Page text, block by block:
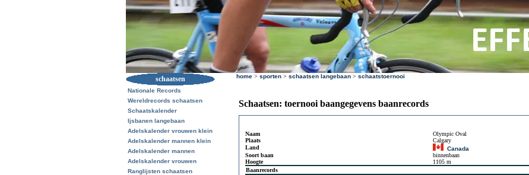
schaatsen
Nationale Records
Wereldrecords schaatsen
Schaatskalender
Ijsbanen langebaan
Adelskalender vrouwen klein
Adelskalender mannen klein
Adelskalender mannen
Adelskalender vrouwen
Ranglijsten schaatsen
home > sporten > schaatsen langebaan > schaatstoernooi
Schaatsen: toernooi baangegevens baanrecords
Naam
Olympic Oval
Plaats
Calgary
Land
Canada
Soort baan
binnenbaan
Hoogte
1105 m
Baanrecords